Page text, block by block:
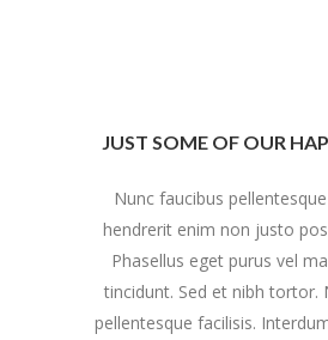
JUST SOME OF OUR
Nunc faucibus
hendrerit enim non justo
Phasellus eget purus vel
tincidunt. Sed et nibh tortor.
pellentesque facilisis.